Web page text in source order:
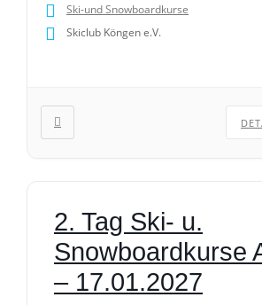
und 13:00 Uhr – 15:00 […]
Ski-und Snowboardkurse
Skiclub Köngen e.V.
2. Tag Ski- u.
Snowboardkurse
– 17.01.2027